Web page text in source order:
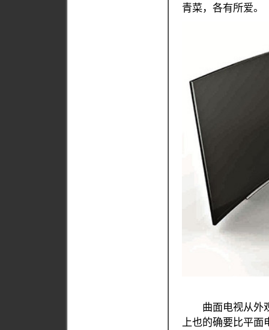
青菜，各有所爱。
曲面电视从外观
上也的确要比平面